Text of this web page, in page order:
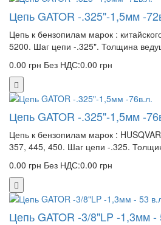
Цепь GATOR -.325"-1,5мм -
Цепь к бензопилам марок :
5200. Шаг цепи -.325". Толщина
0.00 грн Без НДС:0.00 грн
Цепь GATOR -.325"-1,5мм -
Цепь к бензопилам марок :
357, 445, 450. Шаг цепи -.325.
0.00 грн Без НДС:0.00 грн
Цепь GATOR -3/8"LP -1,3мм -